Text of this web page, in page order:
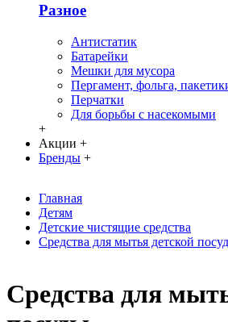
Разное
Антистатик
Батарейки
Мешки для мусора
Пергамент, фольга,
Перчатки
Для борьбы с насекомыми
+
Акции +
Бренды +
Главная
Детям
Детские чистящие средства
Средства для мытья детской
Средства для